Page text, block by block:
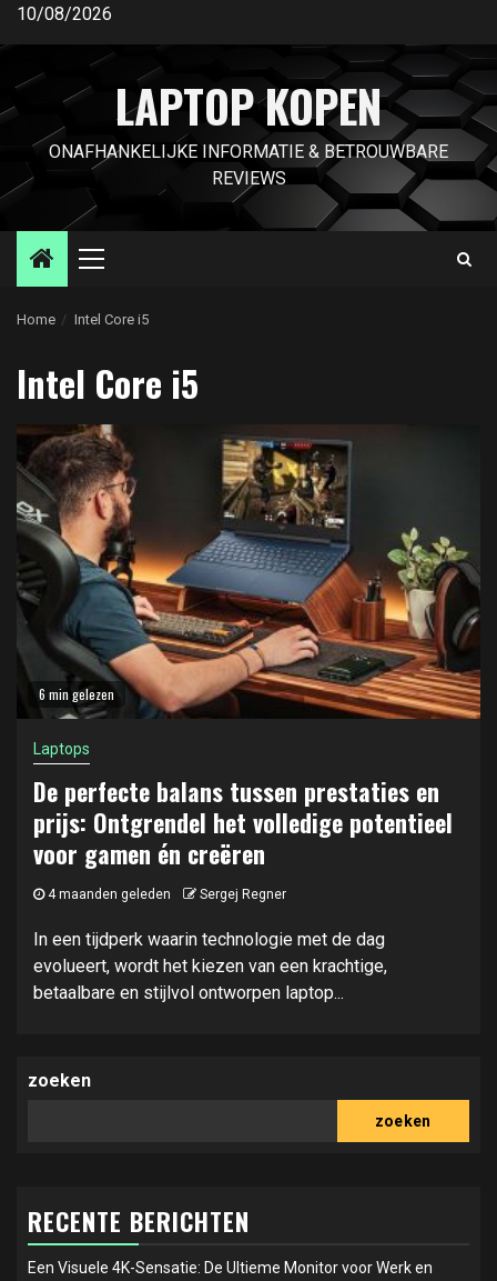
Ga
inhoud
10/08/2026
LAPTOP KOPEN
ONAFHANKELIJKE INFORMATIE & BETROUWBARE
REVIEWS
Primair
Home Intel Core i5
Intel Core i5
6 min gelezen
Laptops
De perfecte balans tussen prestaties en
prijs: Ontgrendel het volledige potentieel
voor gamen én creëren
4 maanden geleden Sergej Regner
In een tijdperk waarin technologie met de dag
evolueert, wordt het kiezen van een krachtige,
betaalbare en stijlvol ontworpen laptop...
zoeken
zoeken
RECENTE BERICHTEN
Een Visuele 4K-Sensatie: De Ultieme Monitor voor Werk en